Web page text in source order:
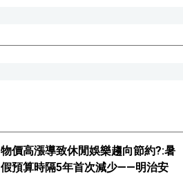
物價高漲導致休閒娛樂趨向節約?:暑
假預算時隔5年首次減少——明治安